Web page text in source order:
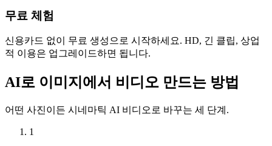
무료 체험
신용카드 없이 무료 생성으로 시작하세요. HD, 긴 클립, 상업
적 이용은 업그레이드하면 됩니다.
AI로 이미지에서 비디오 만드는 방법
어떤 사진이든 시네마틱 AI 비디오로 바꾸는 세 단계.
1